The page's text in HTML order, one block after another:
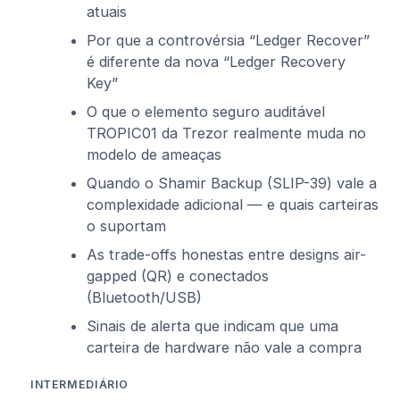
atuais
Por que a controvérsia “Ledger Recover”
é diferente da nova “Ledger Recovery
Key”
O que o elemento seguro auditável
TROPIC01 da Trezor realmente muda no
modelo de ameaças
Quando o Shamir Backup (SLIP-39) vale a
complexidade adicional — e quais carteiras
o suportam
As trade-offs honestas entre designs air-
gapped (QR) e conectados
(Bluetooth/USB)
Sinais de alerta que indicam que uma
carteira de hardware não vale a compra
INTERMEDIÁRIO